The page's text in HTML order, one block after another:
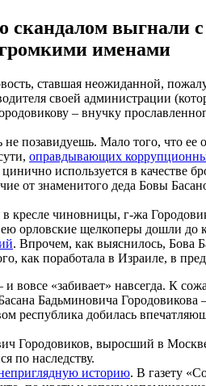
выгнали
именами
ставшая неожиданной,
своей администрации
– внучку
позавидуешь. Мало того, что ее
оправдывающих
используется в качестве
от знаменитого деда Бовы
кресле чиновницы, г-жа
орловские щелкоперы дошли до
. Впрочем, как выяснилось, Бова
как поработала в Израиле, в
вовсе «забивает» навсегда. К
Бадьминовича Городовикова
республика добилась
Городовиков, выросший в
по наследству.
историю. В газету